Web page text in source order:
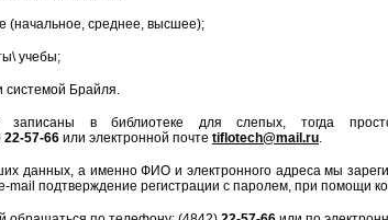
среднее, высшее);
учебы;
системой Брайля.
в библиотеке для слепых, тогда просто
22-57-66 или электронной почте tiflotech@mail .ru.
данных, а именно ФИО и электронного адреса мы
mail подтверждение регистрации с паролем, при помощи